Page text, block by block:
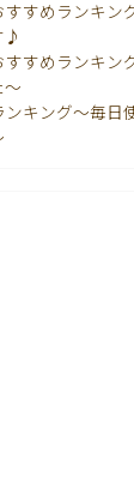
すすめランキン
♪
すめランキン
〜
キング〜毎日